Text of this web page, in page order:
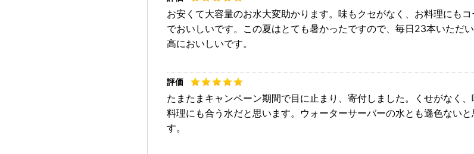
お安くて大容量のお水大変助かります。味もクセがなく、お料理にも
でおいしいです。この夏はとても暑かったですので、毎日23本いただ
高においしいです。
たまたまキャンペーン期間で目に止まり、寄付しました。くせがなく
料理にも合う水だと思います。ウォーターサーバーの水とも遜色ない
す。